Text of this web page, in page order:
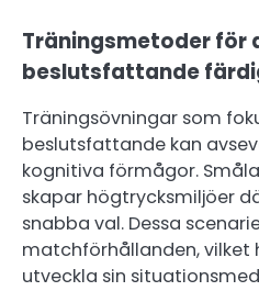
Träningsmetoder
beslutsfattande
Träningsövningar som
beslutsfattande kan
kognitiva förmågor.
skapar högtrycksmiljöer
snabba val. Dessa
matchförhållanden, vilket
utveckla sin